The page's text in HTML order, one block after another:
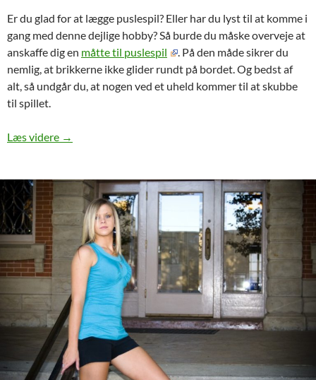
Er du glad for at lægge puslespil? Eller har du lyst til at komme i
gang med denne dejlige hobby? Så burde du måske overveje at
anskaffe dig en måtte til puslespil
. På den måde sikrer du
nemlig, at brikkerne ikke glider rundt på bordet. Og bedst af
alt, så undgår du, at nogen ved et uheld kommer til at skubbe
til spillet.
Læs videre Hold styr på dit puslespil med en måtte
→